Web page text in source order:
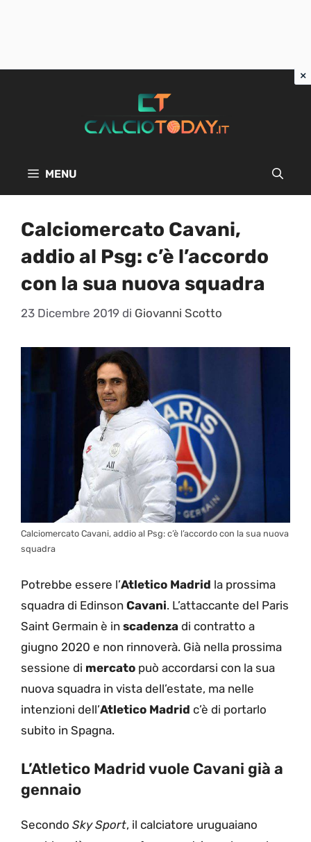
MENU
Calciomercato Cavani,
addio al Psg: c’è l’accordo
con la sua nuova squadra
23 Dicembre 2019 di Giovanni Scotto
Calciomercato Cavani, addio al Psg: c’è l’accordo con la sua nuova
squadra
Potrebbe essere l’Atletico Madrid la prossima
squadra di Edinson Cavani. L’attaccante del Paris
Saint Germain è in scadenza di contratto a
giugno 2020 e non rinnoverà. Già nella prossima
sessione di mercato può accordarsi con la sua
nuova squadra in vista dell’estate, ma nelle
intenzioni dell’Atletico Madrid c’è di portarlo
subito in Spagna.
L’Atletico Madrid vuole Cavani già a
gennaio
Secondo Sky Sport, il calciatore uruguaiano